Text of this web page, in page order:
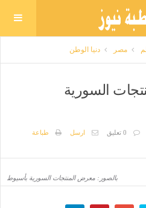
مصر دنيا الوطن
السورية
0 تعليق ارسل طباعة
بالصور: معرض المنتجات السورية بأسيوط